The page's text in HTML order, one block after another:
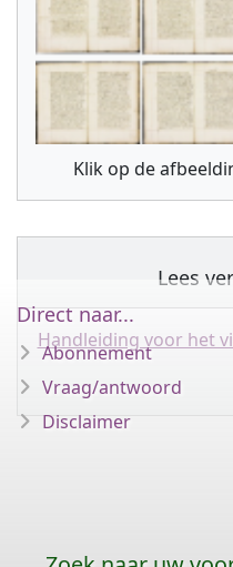
Klik op de
Lees
Handleiding voor het
Direct naar...
Abonnement
Vraag/antwoord
Disclaimer